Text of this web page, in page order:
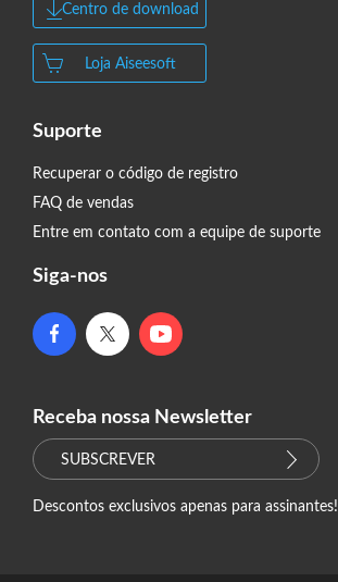
Centro de download
Loja Aiseesoft
Suporte
Recuperar o código de registro
FAQ de vendas
Entre em contato com a equipe de suporte
Siga-nos
Receba nossa Newsletter
SUBSCREVER
Descontos exclusivos apenas para assinantes!